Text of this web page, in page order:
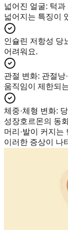
넓어진 얼굴: 턱과
넓어지는 특징이
인슐린 저항성 당
어려워요.
관절 변화: 관절낭
움직임이 제한되
체중·체형 변화:
성장호르몬의 동
머리·발이 커지는
이러한 증상이 나